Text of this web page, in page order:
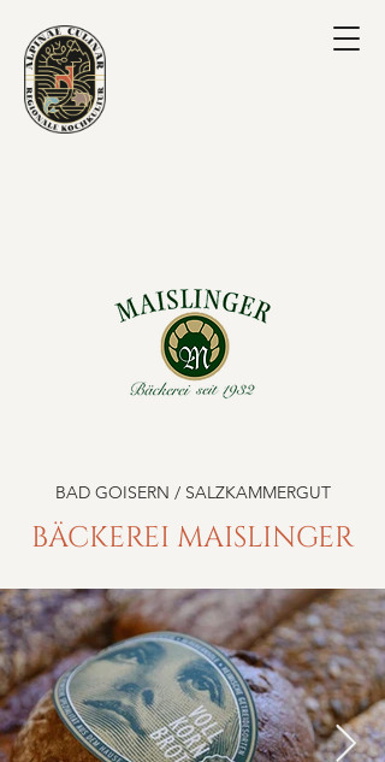
BAD GOISERN / SALZKAMMERGUT
BÄCKEREI MAISLINGER